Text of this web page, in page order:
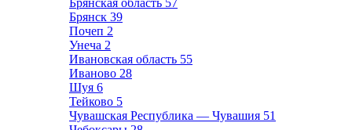
Брянская область 57
Брянск 39
Почеп 2
Унеча 2
Ивановская область 55
Иваново 28
Шуя 6
Тейково 5
Чувашская Республика — Чувашия 51